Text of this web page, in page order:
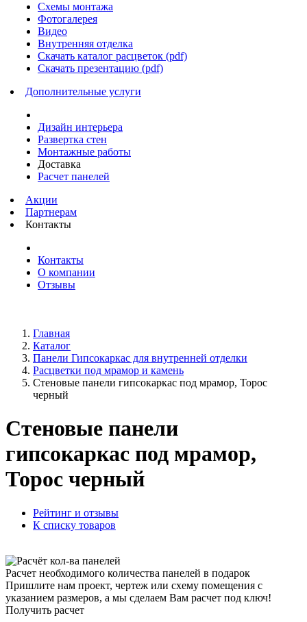
Схемы монтажа
Фотогалерея
Видео
Внутренняя отделка
Скачать каталог расцветок (pdf)
Скачать презентацию (pdf)
Дополнительные услуги
Дизайн интерьера
Развертка стен
Монтажные работы
Доставка
Расчет панелей
Акции
Партнерам
Контакты
Контакты
О компании
Отзывы
Главная
Каталог
Панели Гипсокаркас для внутренней отделки
Расцветки под мрамор и камень
Стеновые панели гипсокаркас под мрамор, Торос
черный
Стеновые панели
гипсокаркас под мрамор,
Торос черный
Рейтинг и отзывы
К списку товаров
Расчет необходимого количества панелей в подарок
Пришлите нам проект, чертеж или схему помещения с
указанием размеров, а мы сделаем Вам расчет под ключ!
Получить расчет